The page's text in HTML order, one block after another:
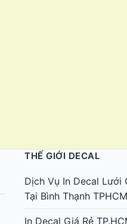
THẾ GIỚI DECAL
Dịch Vụ In Decal Lưới
Tại Bình Thạnh TPHCM
In Decal Giá Rẻ